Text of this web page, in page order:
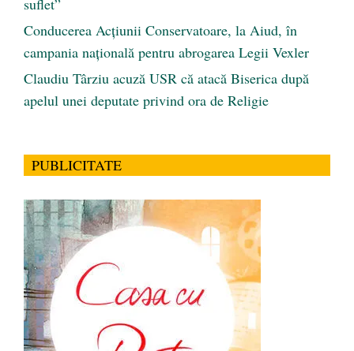
suflet”
Conducerea Acțiunii Conservatoare, la Aiud, în
campania națională pentru abrogarea Legii Vexler
Claudiu Târziu acuză USR că atacă Biserica după
apelul unei deputate privind ora de Religie
PUBLICITATE